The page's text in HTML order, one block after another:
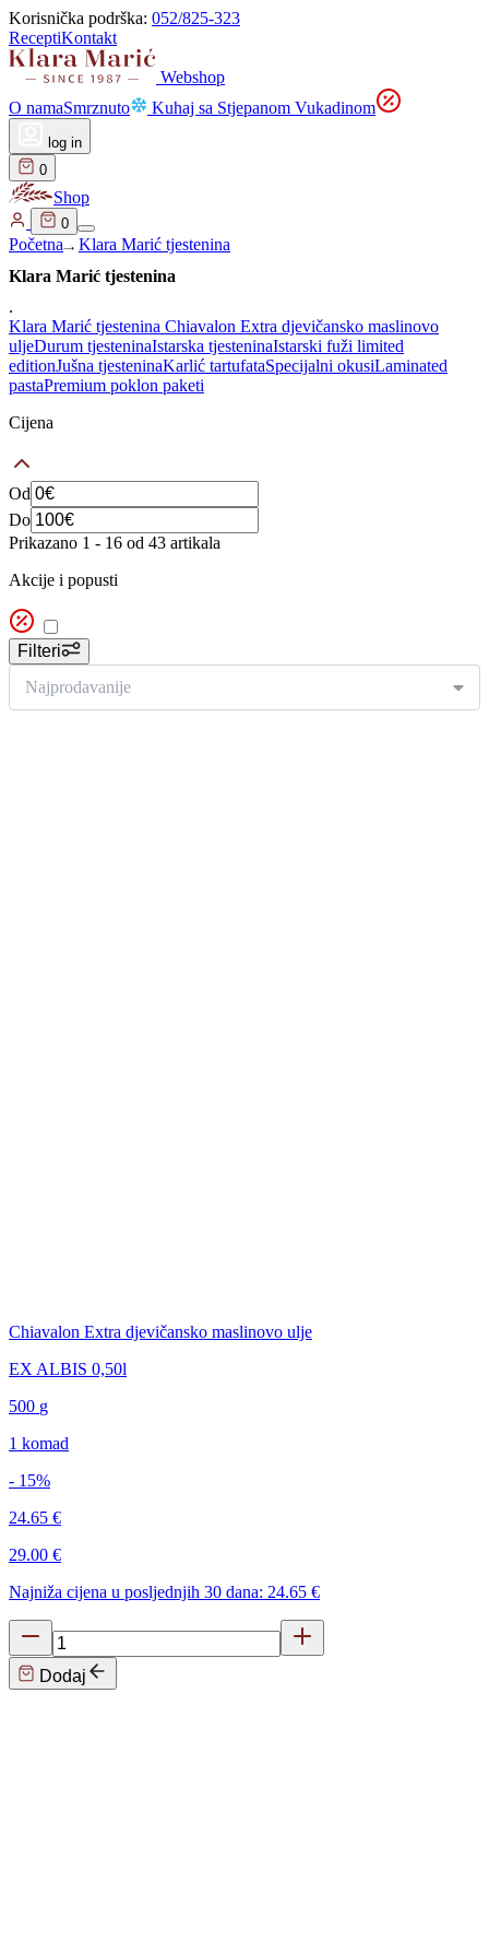
Korisnička podrška: 052/825-323
ReceptiKontakt
Webshop
O namaSmrznuto Kuhaj sa Stjepanom Vukadinom
log in
0
Shop
0
Početna
Klara Marić tjestenina
Klara Marić tjestenina
.
Klara Marić tjestenina Chiavalon Extra djevičansko maslinovo
uljeDurum tjesteninaIstarska tjesteninaIstarski fuži limited
editionJušna tjesteninaKarlić tartufataSpecijalni okusiLaminated
pastaPremium poklon paketi
Cijena
Od
Do
Prikazano 1 - 16 od 43 artikala
Akcije i popusti
Filteri
Najprodavanije
Chiavalon Extra djevičansko maslinovo ulje
EX ALBIS 0,50l
500 g
1 komad
- 15%
24.65 €
29.00 €
Najniža cijena u posljednjih 30 dana: 24.65 €
Dodaj